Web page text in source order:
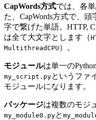
CapWords方式では、各
た、CapWords方式で、
字で繋げた単語。HTTP,
は全て大文字とします（
MultithreadCPU ）。
モジュールは単一の
my_script.pyというファ
モジュールになります。
パッケージは複数のモジ
my_module0.pyと